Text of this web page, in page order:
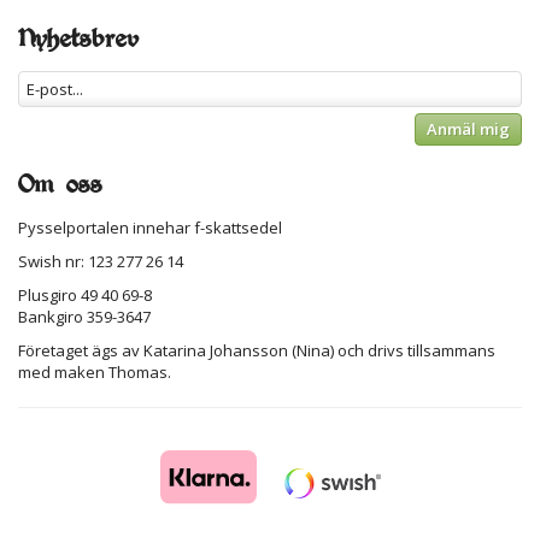
Nyhetsbrev
Anmäl mig
Om oss
Pysselportalen innehar f-skattsedel
Swish nr: 123 277 26 14
Plusgiro 49 40 69-8
Bankgiro 359-3647
Företaget ägs av Katarina Johansson (Nina) och drivs tillsammans
med maken Thomas.